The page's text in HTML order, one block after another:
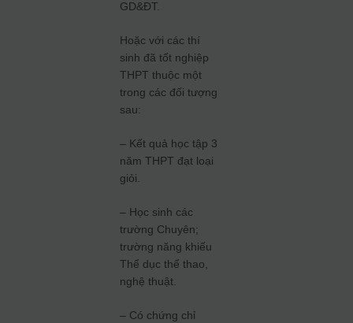
GD&ĐT.
Hoặc với các thí
sinh đã tốt nghiệp
THPT thuộc một
trong các đối tượng
sau:
– Kết quả học tập 3
năm THPT đạt loại
giỏi.
– Học sinh các
trường Chuyên;
trường năng khiếu
Thể dục thể thao,
nghệ thuật.
– Có chứng chỉ